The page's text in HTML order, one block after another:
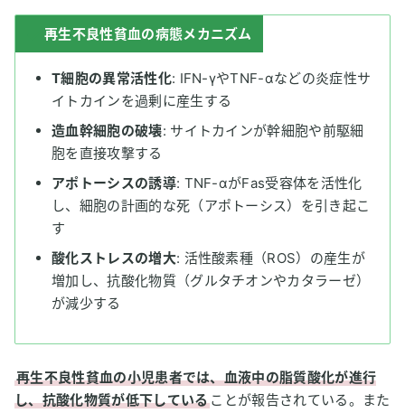
再生不良性貧血の病態メカニズム
T細胞の異常活性化: IFN-γやTNF-αなどの炎症性サ
イトカインを過剰に産生する
造血幹細胞の破壊: サイトカインが幹細胞や前駆細
胞を直接攻撃する
アポトーシスの誘導: TNF-αがFas受容体を活性化
し、細胞の計画的な死（アポトーシス）を引き起こ
す
酸化ストレスの増大: 活性酸素種（ROS）の産生が
増加し、抗酸化物質（グルタチオンやカタラーゼ）
が減少する
再生不良性貧血の小児患者では、血液中の脂質酸化が進行
し、抗酸化物質が低下していることが報告されている。また